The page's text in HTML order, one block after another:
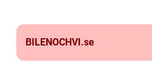
BILENOCHVI.se